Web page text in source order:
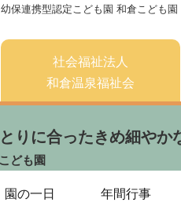
幼保連携型認定こども園 和倉こども
社会福祉法人
和倉温泉福祉会
りに合ったきめ細やか
ども園
園の一日 年間行事